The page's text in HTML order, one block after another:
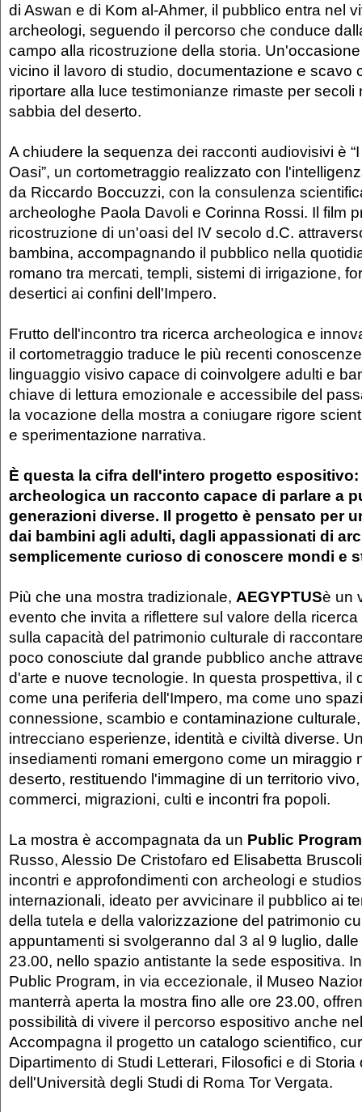
di Aswan e di Kom al-Ahmer, il pubblico entra nel
archeologi, seguendo il percorso che conduce
campo alla ricostruzione della storia.
vicino il lavoro di studio, documentazione e scavo
riportare alla luce testimonianze rimaste per secoli
sabbia del deserto.
A chiudere la sequenza dei racconti audiovisivi è
Oasi”, un cortometraggio realizzato con
da Riccardo Boccuzzi, con la consulenza
archeologhe Paola Davoli e Corinna Rossi. Il film
ricostruzione di un'oasi del IV secolo d.C.
bambina, accompagnando il pubblico nella
romano tra mercati, templi, sistemi di irrigazione,
desertici ai confini dell'Impero.
Frutto dell'incontro tra ricerca archeologica e
il cortometraggio traduce le più recenti
linguaggio visivo capace di coinvolgere adulti e
chiave di lettura emozionale e accessibile del
la vocazione della mostra a coniugare rigore
e sperimentazione narrativa.
È questa la cifra dell'intero progetto
archeologica un racconto capace di parlare a
generazioni diverse. Il progetto è pensato per
dai bambini agli adulti, dagli appassionati di
semplicemente curioso di conoscere mondi e
Più che una mostra tradizionale, AEGYPTUSè un
evento che invita a riflettere sul valore della
sulla capacità del patrimonio culturale di
poco conosciute dal grande pubblico anche
d'arte e nuove tecnologie. In questa prospettiva, il
come una periferia dell'Impero, ma come uno
connessione, scambio e contaminazione
intrecciano esperienze, identità e civiltà diverse.
insediamenti romani emergono come un miraggio
deserto, restituendo l'immagine di un territorio
commerci, migrazioni, culti e incontri fra popoli.
La mostra è accompagnata da un Public Program
Russo, Alessio De Cristofaro ed Elisabetta
incontri e approfondimenti con archeologi e
internazionali, ideato per avvicinare il pubblico ai
della tutela e della valorizzazione del patrimonio
appuntamenti si svolgeranno dal 3 al 9 luglio,
23.00, nello spazio antistante la sede espositiva.
Public Program, in via eccezionale, il Museo
manterrà aperta la mostra fino alle ore 23.00,
possibilità di vivere il percorso espositivo anche
Accompagna il progetto un catalogo scientifico,
Dipartimento di Studi Letterari, Filosofici e di Storia
dell'Università degli Studi di Roma Tor Vergata.